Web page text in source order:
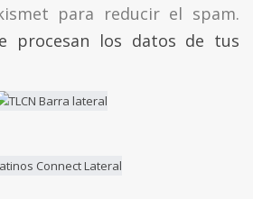
para reducir el spam.
procesan los datos de tus